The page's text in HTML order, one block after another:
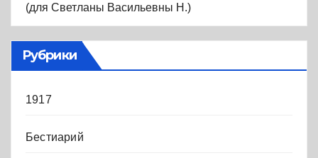
(для Светланы Васильевны Н.)
Рубрики
1917
Бестиарий